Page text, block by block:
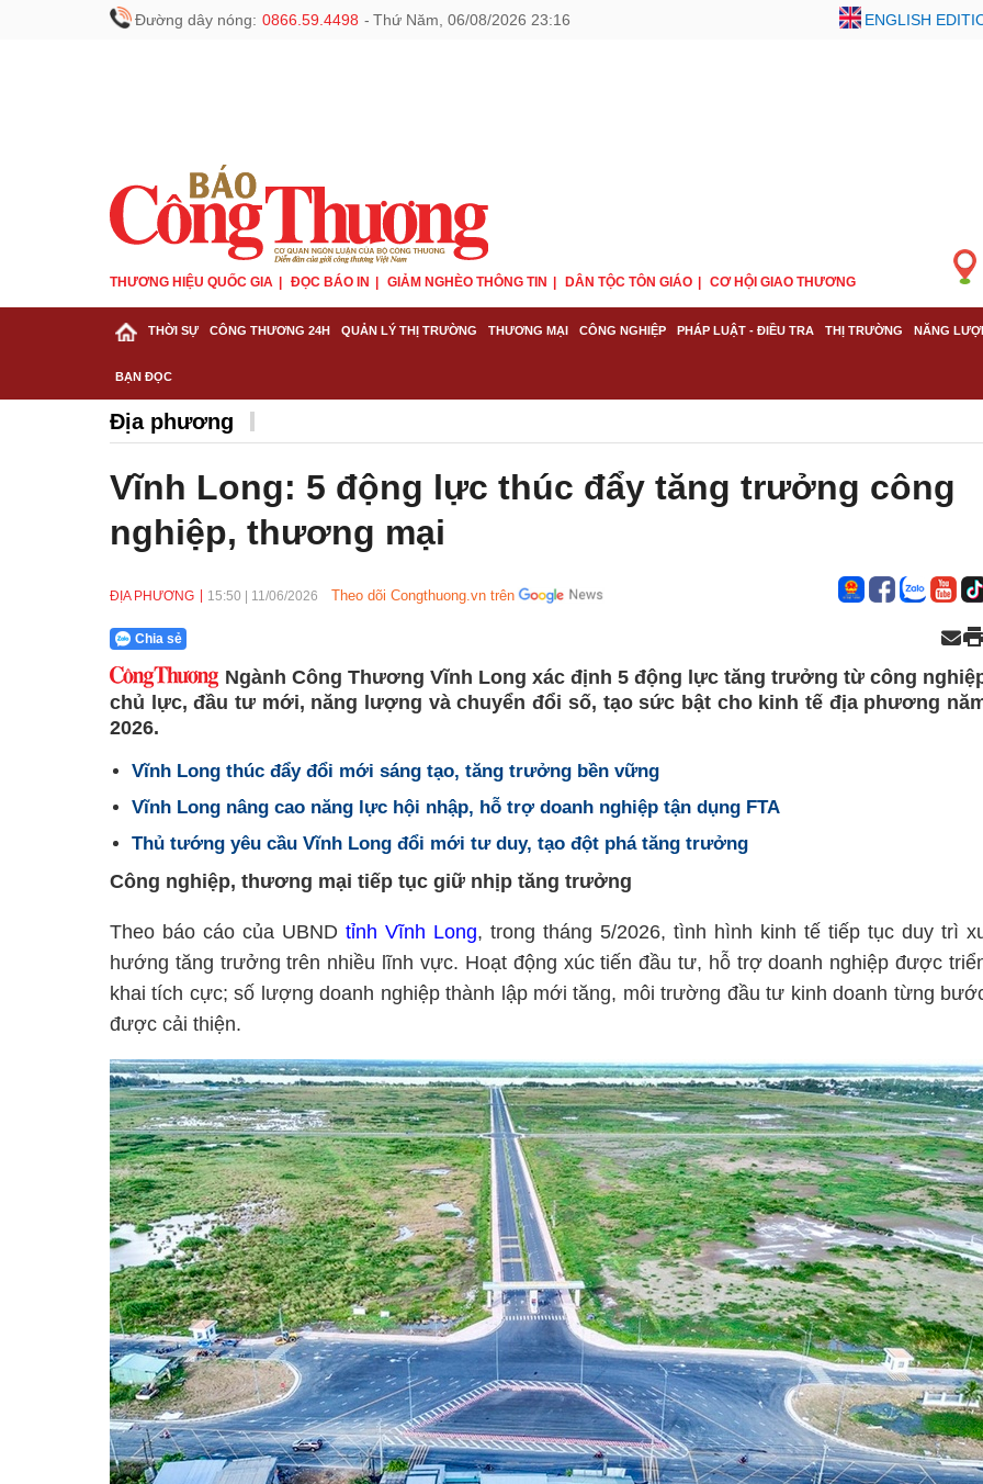
Đường dây nóng: 0866.59.4498 - Thứ Năm, 06/08/2026 23:16 ENGLISH
THƯƠNG HIỆU QUỐC GIA ĐỌC BÁO IN GIẢM NGHÈO THÔNG TIN DÂN TỘC TÔN GIÁO CƠ HỘI GIAO THƯƠNG
THỜI SỰ CÔNG THƯƠNG 24H QUẢN LÝ THỊ TRƯỜNG THƯƠNG MẠI CÔNG NGHIỆP PHÁP LUẬT - ĐIỀU TRA THỊ TRƯỜNG NĂNG
BẠN ĐỌC
Địa phương
Vĩnh Long: 5 động lực thúc đẩy tăng trưởng công
nghiệp, thương mại
ĐỊA PHƯƠNG 15:50 11/06/2026 Theo dõi Congthuong.vn trên
Chia sẻ
Ngành Công Thương Vĩnh Long xác định 5 động lực tăng trưởng từ công
chủ lực, đầu tư mới, năng lượng và chuyển đổi số, tạo sức bật cho kinh tế địa phương
2026.
Vĩnh Long thúc đẩy đổi mới sáng tạo, tăng trưởng bền vững
Vĩnh Long nâng cao năng lực hội nhập, hỗ trợ doanh nghiệp tận dụng FTA
Thủ tướng yêu cầu Vĩnh Long đổi mới tư duy, tạo đột phá tăng trưởng
Công nghiệp, thương mại tiếp tục giữ nhịp tăng trưởng
Theo báo cáo của UBND tỉnh Vĩnh Long, trong tháng 5/2026, tình hình kinh tế tiếp tục duy trì
hướng tăng trưởng trên nhiều lĩnh vực. Hoạt động xúc tiến đầu tư, hỗ trợ doanh nghiệp được
khai tích cực; số lượng doanh nghiệp thành lập mới tăng, môi trường đầu tư kinh doanh từng
được cải thiện.